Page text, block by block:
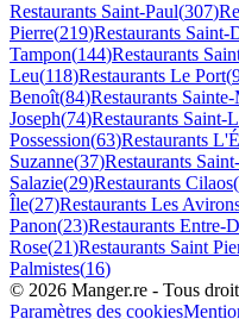
Restaurants Saint-Paul(307)
Pierre(219)Restaurants Saint-
Tampon(144)Restaurants
Leu(118)Restaurants Le Port(
Benoît(84)Restaurants
Joseph(74)Restaurants Saint-
Possession(63)Restaurants
Suzanne(37)Restaurants
Salazie(29)Restaurants Cilaos(
Île(27)Restaurants Les
Panon(23)Restaurants Entre-
Rose(21)Restaurants Saint
Palmistes(16)
© 2026 Manger.re - Tous
Paramètres des cookies